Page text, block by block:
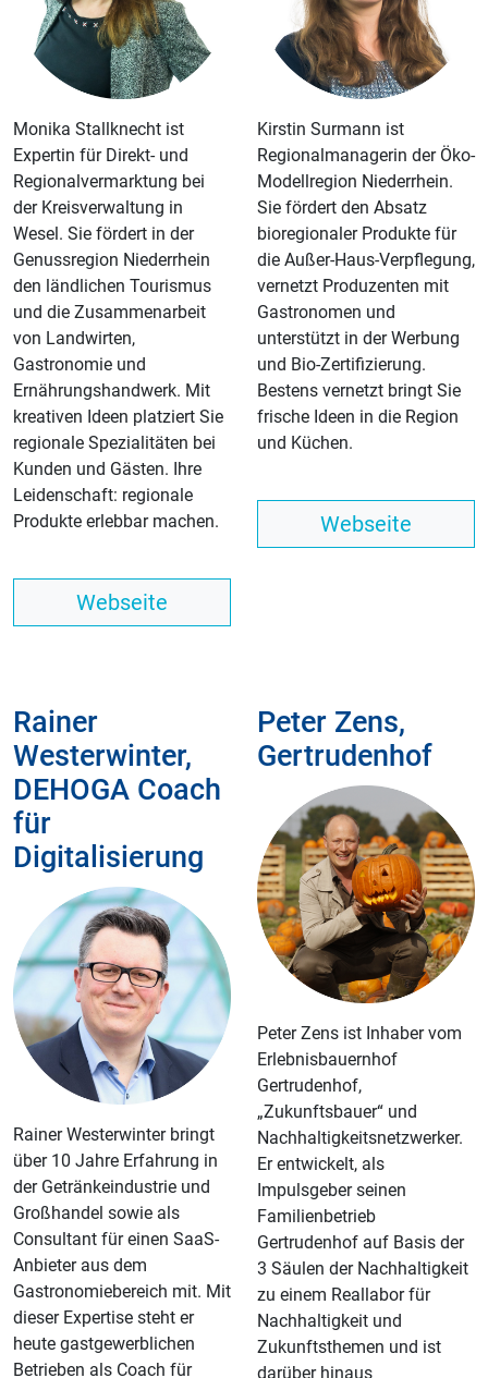
Monika Stallknecht ist
Expertin für Direkt- und
Regionalvermarktung bei
der Kreisverwaltung in
Wesel. Sie fördert in der
Genussregion Niederrhein
den ländlichen Tourismus
und die Zusammenarbeit
von Landwirten,
Gastronomie und
Ernährungshandwerk. Mit
kreativen Ideen platziert Sie
regionale Spezialitäten bei
Kunden und Gästen. Ihre
Leidenschaft: regionale
Produkte erlebbar machen.
Webseite
­­­­­­­­­­­­­­­­­­Kirstin Surmann ist
Regionalmanagerin der Öko-
Modellregion Niederrhein.
Sie fördert den Absatz
bioregionaler Produkte für
die Außer-Haus-Verpflegung,
vernetzt Produzenten mit
Gastronomen und
unterstützt in der Werbung
und Bio-Zertifizierung.
Bestens vernetzt bringt Sie
frische Ideen in die Region
und Küchen.
Webseite
Rainer
Westerwinter,
DEHOGA Coach
für
Digitalisierung
Rainer Westerwinter bringt
über 10 Jahre Erfahrung in
der Getränkeindustrie und
Großhandel sowie als
Consultant für einen SaaS-
Anbieter aus dem
Gastronomiebereich mit. Mit
dieser Expertise steht er
heute gastgewerblichen
Betrieben als Coach für
Peter Zens,
Gertrudenhof
Peter Zens ist Inhaber vom
Erlebnisbauernhof
Gertrudenhof,
„Zukunftsbauer“ und
Nachhaltigkeitsnetzwerker.
Er entwickelt, als
Impulsgeber seinen
Familienbetrieb
Gertrudenhof auf Basis der
3 Säulen der Nachhaltigkeit
zu einem Reallabor für
Nachhaltigkeit und
Zukunftsthemen und ist
darüber hinaus